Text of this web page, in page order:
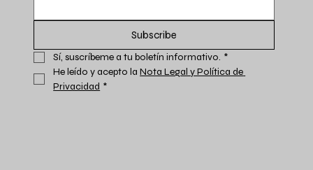
Subscribe
Sí, suscríbeme a tu boletín informativo. *
He leído y acepto la Nota Legal y Política de
Privacidad *